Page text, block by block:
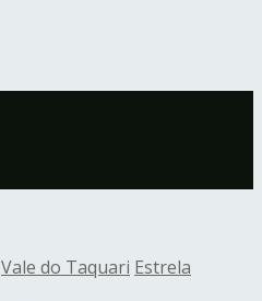
Vale do Taquari Estrela